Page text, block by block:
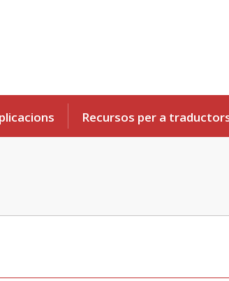
Recursos per a